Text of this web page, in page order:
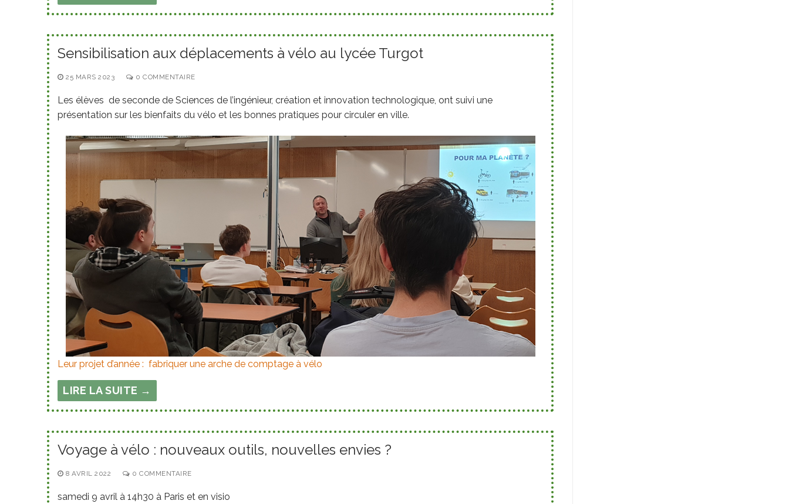
Sensibilisation aux déplacements à vélo au lycée Turgot
25 MARS 2023 0 COMMENTAIRE
Les élèves de seconde de Sciences de l’ingénieur, création et innovation technologique, ont suivi une
présentation sur les bienfaits du vélo et les bonnes pratiques pour circuler en ville.
Leur projet d’année : fabriquer une arche de comptage à vélo
LIRE LA SUITE →
Voyage à vélo : nouveaux outils, nouvelles envies ?
8 AVRIL 2022 0 COMMENTAIRE
samedi 9 avril à 14h30 à Paris et en visio